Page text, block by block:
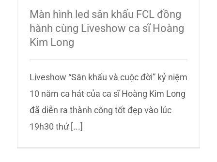
Màn hình led sân khấu FCL đồng
hành cùng Liveshow ca sĩ Hoàng
Kim Long
Liveshow “Sân khấu và cuộc đời” kỷ niệm
10 năm ca hát của ca sĩ Hoàng Kim Long
đã diễn ra thành công tốt đẹp vào lúc
19h30 thứ [...]